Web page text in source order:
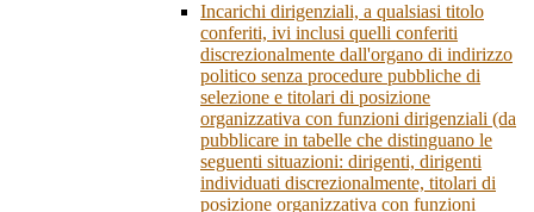
Incarichi dirigenziali, a qualsiasi titolo
conferiti, ivi inclusi quelli conferiti
discrezionalmente dall'organo di indirizzo
politico senza procedure pubbliche di
selezione e titolari di posizione
organizzativa con funzioni dirigenziali (da
pubblicare in tabelle che distinguano le
seguenti situazioni: dirigenti, dirigenti
individuati discrezionalmente, titolari di
posizione organizzativa con funzioni